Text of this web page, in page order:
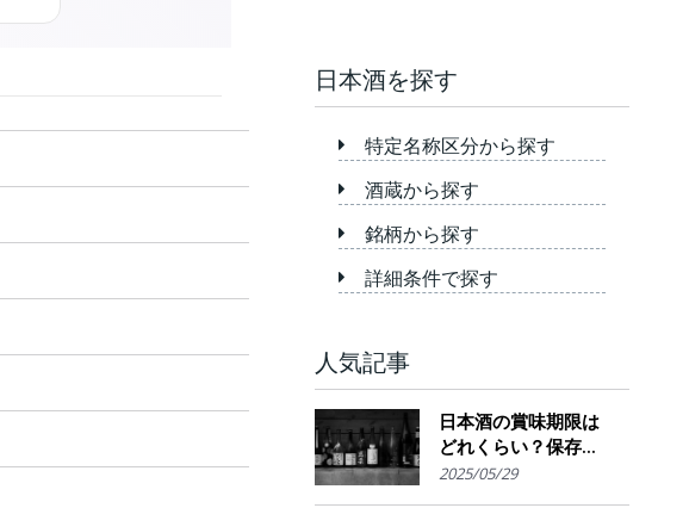
日本酒を探す
特定名称区分から探す
酒蔵から探す
銘柄から探す
詳細条件で探す
人気記事
日本酒の賞味期限は
どれくらい？保存場
所のポイント
2025/05/29